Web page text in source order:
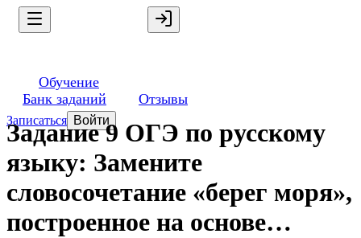
Обучение
Банк заданий
Отзывы
Записаться Войти
Задание 9 ОГЭ по русскому
языку: Замените
словосочетание «берег моря»,
построенное на основе…